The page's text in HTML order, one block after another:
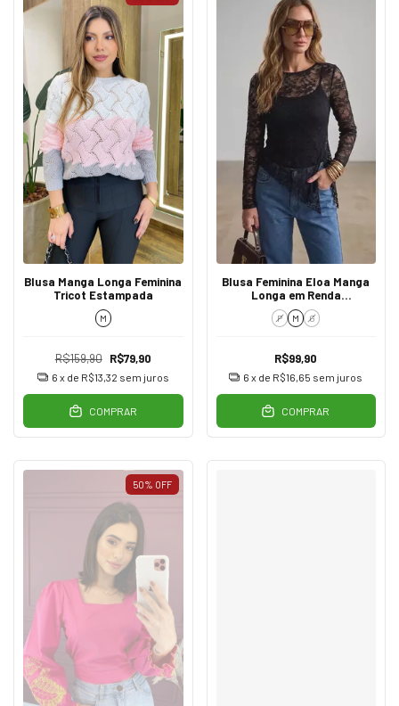
Blusa Manga Longa Feminina
Tricot Estampada
M
R$159,90 R$79,90
6 x de R$13,32 sem juros
COMPRAR
Blusa Feminina Eloa Manga
Longa em Renda
Transparente Black
P M G
R$99,90
6 x de R$16,65 sem juros
COMPRAR
50% OFF